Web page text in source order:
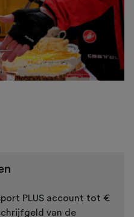
PLUS account tot €
van de